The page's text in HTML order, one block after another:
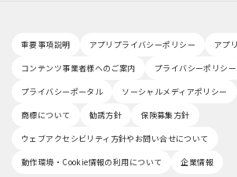
重要事項説明 アプリプライバシーポリシー アプ
コンテンツ事業者様へのご案内
プライバシーポリシー
プライバシーポータル
ソーシャルメディアポリシー
商標について
勧誘方針
保険募集方針
ウェブアクセシビリティ方針やお問い合せについて
動作環境・Cookie情報の利用について
企業情報